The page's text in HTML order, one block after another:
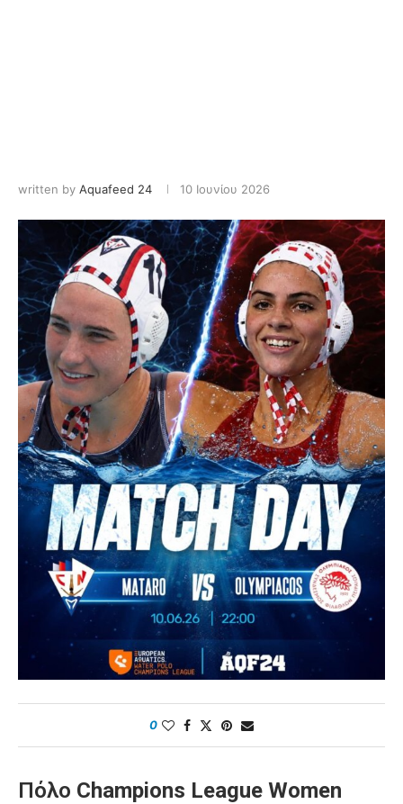
written by Aquafeed 24 10 Ιουνίου 2026
0
Πόλο Champions League Women